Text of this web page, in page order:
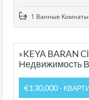
1 Bанные Kомнаты
»KEYA BARAN
Недвижимость
€130,000 -